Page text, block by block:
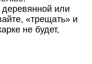
или
«трещать» и
не будет,